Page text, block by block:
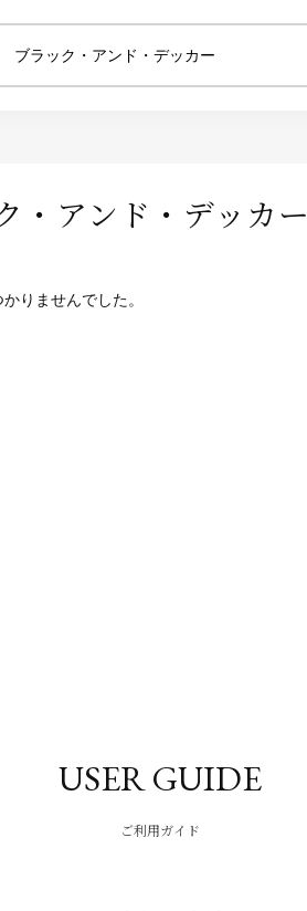
・アンド・デッカー
りませんでした。
USER GUIDE
ご利用ガイド